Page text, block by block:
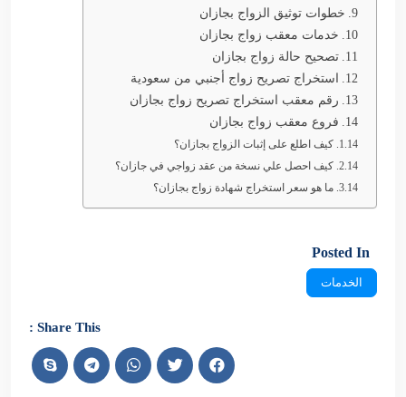
خطوات توثيق الزواج بجازان
خدمات معقب زواج بجازان
تصحيح حالة زواج بجازان
استخراج تصريح زواج أجنبي من سعودية
رقم معقب استخراج تصريح زواج بجازان
فروع معقب زواج بجازان
كيف اطلع على إثبات الزواج بجازان؟
كيف احصل علي نسخة من عقد زواجي في جازان؟
ما هو سعر استخراج شهادة زواج بجازان؟
Posted In
الخدمات
Share This :